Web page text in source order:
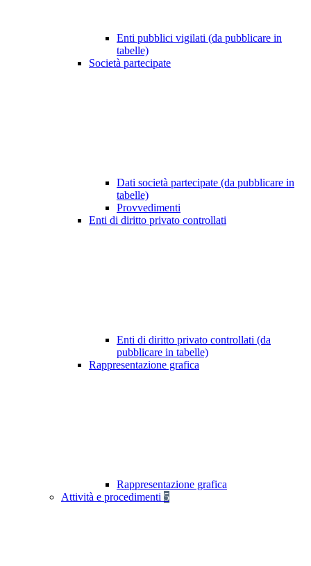
Enti pubblici vigilati (da pubblicare in
tabelle)
Società partecipate
Dati società partecipate (da pubblicare in
tabelle)
Provvedimenti
Enti di diritto privato controllati
Enti di diritto privato controllati (da
pubblicare in tabelle)
Rappresentazione grafica
Rappresentazione grafica
Attività e procedimenti 5